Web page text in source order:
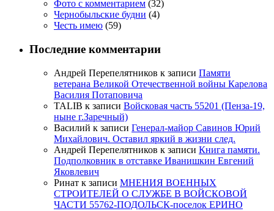
Фото с комментарием (32)
Чернобыльские будни (4)
Честь имею (59)
Последние комментарии
Андрей Перепелятников к записи Памяти
ветерана Великой Отечественной войны Карелова
Василия Потаповича
TALIB к записи Войсковая часть 55201 (Пенза-19,
ныне г.Заречный)
Василий к записи Генерал-майор Савинов Юрий
Михайлович. Оставил яркий в жизни след.
Андрей Перепелятников к записи Книга памяти.
Подполковник в отставке Иванишкин Евгений
Яковлевич
Ринат к записи МНЕНИЯ ВОЕННЫХ
СТРОИТЕЛЕЙ О СЛУЖБЕ В ВОЙСКОВОЙ
ЧАСТИ 55762-ПОДОЛЬСК-поселок ЕРИНО